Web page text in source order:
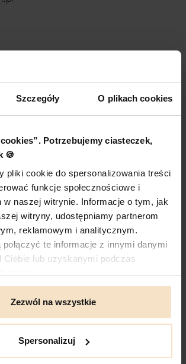
Szczegóły O plikach cookies
Potrzebujemy ciasteczek,
🍪
pliki cookie do spersonalizowania treści
funkcje społecznościowe i
w naszej witrynie. Informacje o tym, jak
witryny, udostępniamy partnerom
reklamowym i analitycznym.
te informacje z innymi danymi
Ciebie lub uzyskanymi podczas
Zezwól na wszystkie
Spersonalizuj